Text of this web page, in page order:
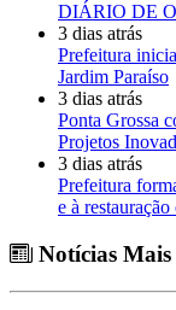
DIÁRIO DE
3 dias atrás
Prefeitura
Jardim Paraíso
3 dias atrás
Ponta Grossa
Projetos
3 dias atrás
Prefeitura
e à
Notícias